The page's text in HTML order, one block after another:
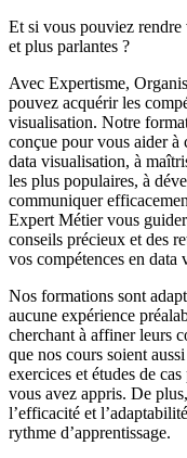
Et si vous pouviez rendre
et plus parlantes ?
Avec Expertisme,
pouvez acquérir les
visualisation. Notre
conçue pour vous aider à
data visualisation, à
les plus populaires, à
communiquer
Expert Métier vous
conseils précieux et des
vos compétences en data
Nos formations sont
aucune expérience
cherchant à affiner leurs
que nos cours soient
exercices et études de
vous avez appris. De
l’efficacité et
rythme d’apprentissage.